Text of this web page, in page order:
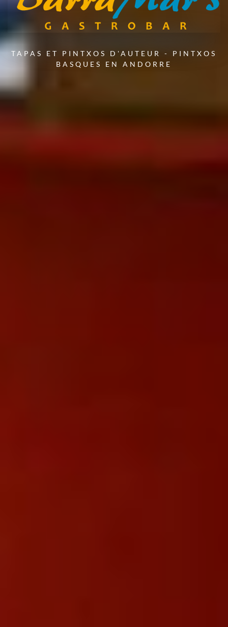
TAPAS ET PINTXOS D'AUTEUR - PINTXOS
BASQUES EN ANDORRE